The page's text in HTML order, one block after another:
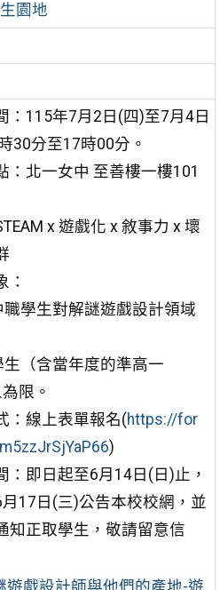
園地
：115年7月2日(四)至7月4日
30分至17時00分。
：北一女中 至善樓一樓101
x 遊戲化 x 敘事力 x 壞
：
學生對解謎遊戲設計領域
（含當年度的準高一
限。
：線上表單報名(https://for
)
：即日起至6月14日(日)止，
17日(三)公告本校校網，並
知正取學生，敬請留意信
遊戲設計師與他們的產地-遊